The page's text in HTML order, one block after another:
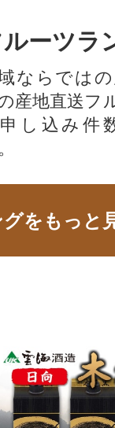
ルーツラ
ならでは
産地直送フ
し込み件
をもっと